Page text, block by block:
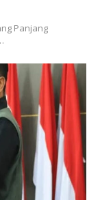
Panjang